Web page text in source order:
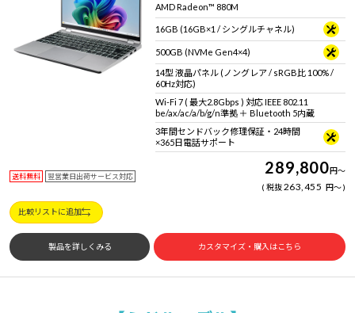
AMD Radeon™ 880M
16GB (16GB×1 / シングルチャネル)
500GB (NVMe Gen4×4)
14型 液晶パネル (ノングレア / sRGB比 100% /
60Hz対応)
Wi-Fi 7 ( 最大2.8Gbps ) 対応 IEEE 802.11
be/ax/ac/a/b/g/n準拠 ＋ Bluetooth 5内蔵
3年間センドバック修理保証・24時間
×365日電話サポート
送料無料 翌営業日出荷サービス対応 289,800円～
税抜263,455 円～
比較リストに追加
製品を詳しくみる カスタマイズ・購入はこちら